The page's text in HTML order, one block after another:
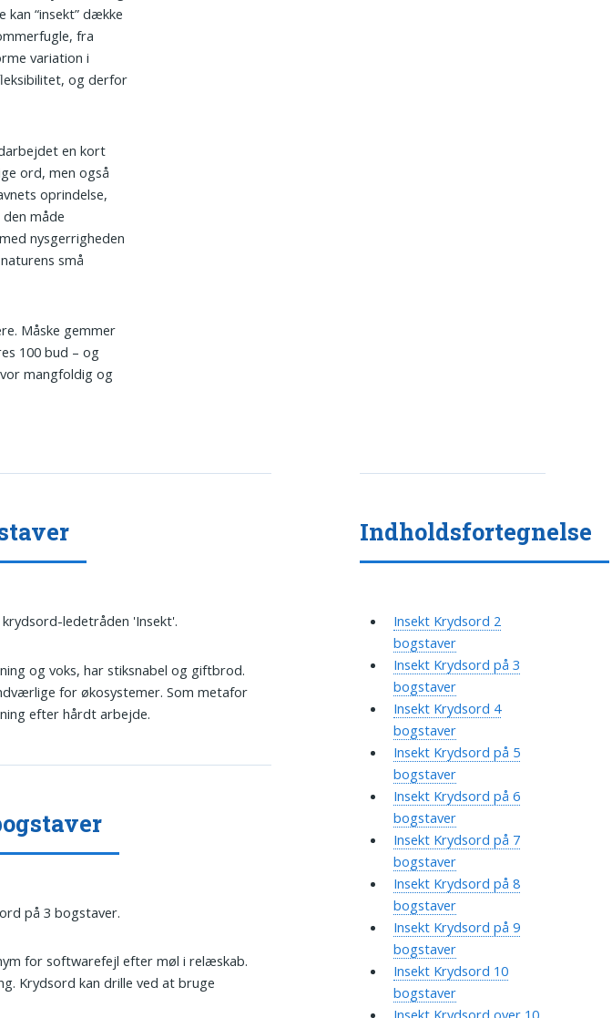
“insekt” dække
fra
variation i
og derfor
en kort
ord, men også
oprindelse,
måde
nysgerrigheden
små
Måske gemmer
100 bud – og
mangfoldig og
ledetråden 'Insekt'.
og voks, har stiksnabel og giftbrod.
for økosystemer. Som metafor
efter hårdt arbejde.
på 3 bogstaver.
for softwarefejl efter møl i relæskab.
Krydsord kan drille ved at bruge
Indholdsfortegnelse
Insekt Krydsord 2
bogstaver
Insekt Krydsord på 3
bogstaver
Insekt Krydsord 4
bogstaver
Insekt Krydsord på 5
bogstaver
Insekt Krydsord på 6
bogstaver
Insekt Krydsord på 7
bogstaver
Insekt Krydsord på 8
bogstaver
Insekt Krydsord på 9
bogstaver
Insekt Krydsord 10
bogstaver